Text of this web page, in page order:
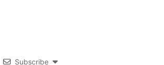
Subscribe